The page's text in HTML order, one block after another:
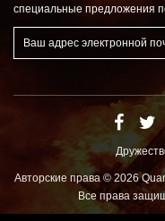
специальные предложения
Авторские права © 2026
Все права